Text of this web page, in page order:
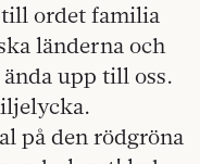
ordet familia
länderna och
upp till oss.
på den rödgröna